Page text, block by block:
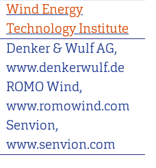
Wind Energy
Technology Institute
Denker & Wulf AG,
www.denkerwulf.de
ROMO Wind,
www.romowind.com
Senvion,
www.senvion.com